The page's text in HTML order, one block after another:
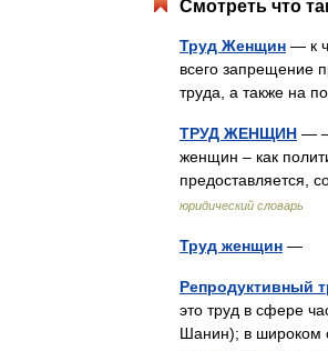
Смотреть что
Труд Женщин — к
всего запрещение
труда, а также на
ТРУД ЖЕНЩИН — –
женщин – как
предоставляется,
юридический словарь
Труд женщин —
Репродуктивный
это труд в сфере
Шанин); в широком